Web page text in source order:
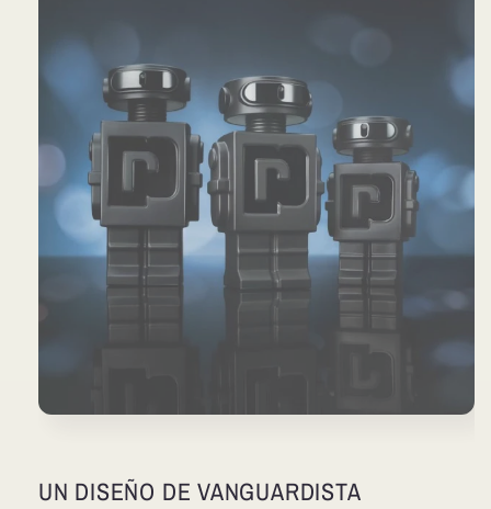
UN DISEÑO DE VANGUARDISTA